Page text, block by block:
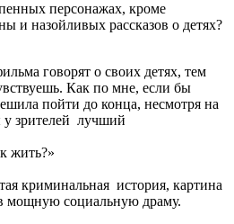
персонажах, кроме
и назойливых рассказов о детях?
говорят о своих детях, тем
Как по мне, если бы
пойти до конца, несмотря на
у зрителей лучший
жить?»
криминальная история, картина
мощную социальную драму.